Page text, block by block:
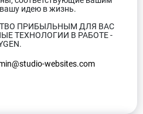
идею в жизнь.
ПРИБЫЛЬНЫМ ДЛЯ ВАС
ТЕХНОЛОГИИ В РАБОТЕ -
websites.com